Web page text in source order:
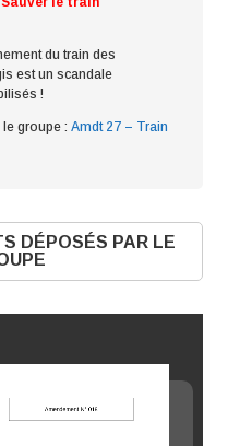
du train des
est un scandale
!
groupe : Amdt 27 – Train
DÉPOSÉS PAR LE